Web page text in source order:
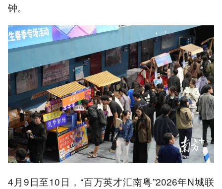
钟。
4月9日至10日，“百万英才汇南粤”2026年N城联